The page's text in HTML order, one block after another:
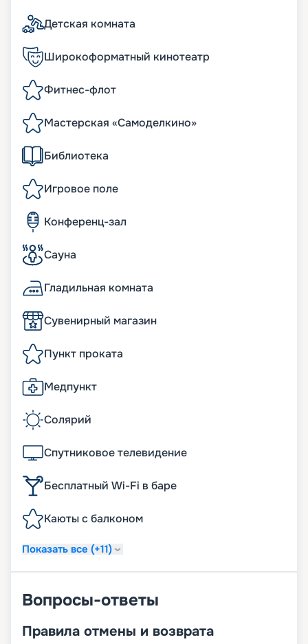
Детская комната
Широкоформатный кинотеатр
Фитнес-флот
Мастерская «Самоделкино»
Библиотека
Игровое поле
Конференц-зал
Сауна
Гладильная комната
Сувенирный магазин
Пункт проката
Медпункт
Солярий
Спутниковое телевидение
Бесплатный Wi-Fi в баре
Каюты с балконом
Показать все (+11)
Вопросы-ответы
Правила отмены и возврата